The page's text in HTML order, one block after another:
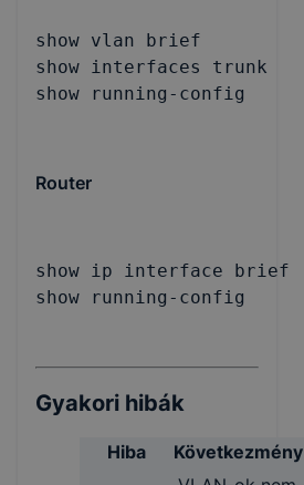
show vlan brief
show interfaces trunk
show running-config
Router
show ip interface brief
show running-config
Gyakori hibák
Hiba Következmény